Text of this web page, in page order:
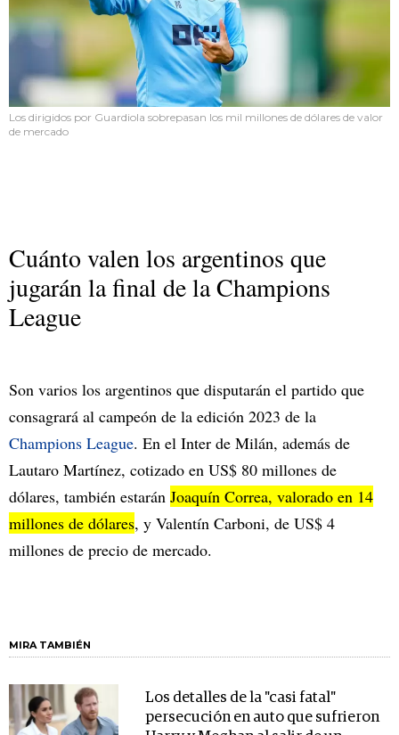
Los dirigidos por Guardiola sobrepasan los mil millones de dólares de valor
de mercado
Cuánto valen los argentinos que
jugarán la final de la Champions
League
Son varios los argentinos que disputarán el partido que
consagrará al campeón de la edición 2023 de la
Champions League. En el Inter de Milán, además de
Lautaro Martínez, cotizado en US$ 80 millones de
dólares, también estarán Joaquín Correa, valorado en 14
millones de dólares, y Valentín Carboni, de US$ 4
millones de precio de mercado.
MIRA TAMBIÉN
Los detalles de la "casi fatal"
persecución en auto que sufrieron